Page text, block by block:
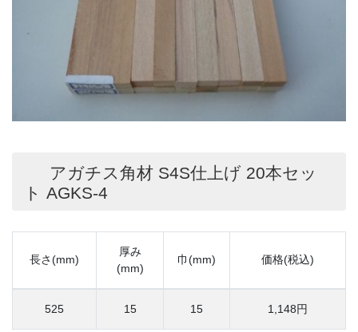
アガチス角材 S4S仕上げ 20本セッ
ト AGKS-4
長さ(mm)
厚み
(mm)
巾(mm) 価格(税込)
525 15 15 1,148円